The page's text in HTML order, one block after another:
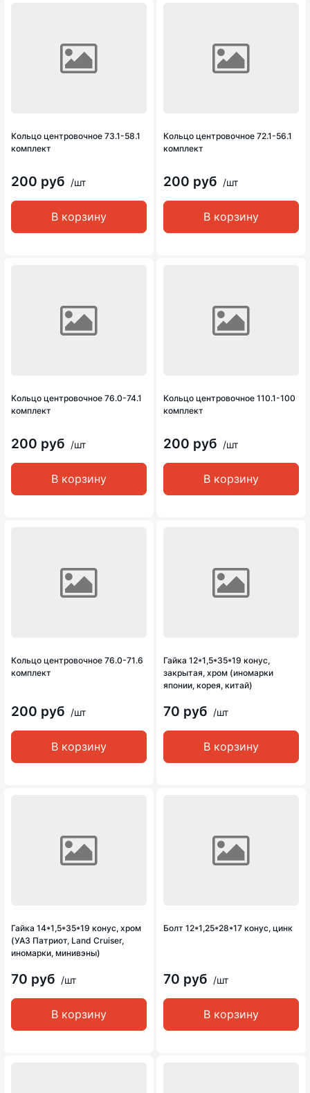
Кольцо центровочное 73.1-58.1
комплект
200 руб /шт
В корзину
Кольцо центровочное 72.1-56.1
комплект
200 руб /шт
В корзину
Кольцо центровочное 76.0-74.1
комплект
200 руб /шт
В корзину
Кольцо центровочное 110.1-100
комплект
200 руб /шт
В корзину
Кольцо центровочное 76.0-71.6
комплект
200 руб /шт
В корзину
Гайка 12*1,5*35*19 конус,
закрытая, хром (иномарки
японии, корея, китай)
70 руб /шт
В корзину
Гайка 14*1,5*35*19 конус, хром
(УАЗ Патриот, Land Cruiser,
иномарки, минивэны)
70 руб /шт
В корзину
Болт 12*1,25*28*17 конус, цинк
70 руб /шт
В корзину